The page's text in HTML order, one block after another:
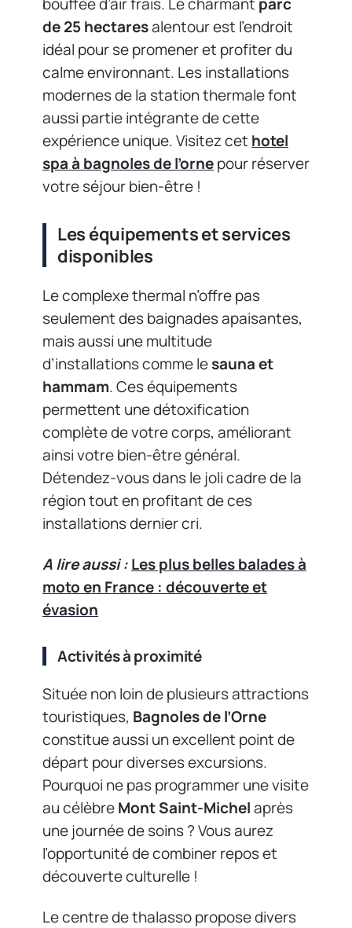
de 25 hectaresalentour est l’endroit
idéal pour se promener et profiter du
calme environnant. Les installations
modernes de la station thermale font
aussi partie intégrante de cette
expérience unique. Visitez cet hotel
spa à bagnoles de l’ornepour réserver
votre séjour bien-être !
Les équipements et services
disponibles
Le complexe thermal n’offre pas
seulement des baignades apaisantes,
mais aussi une multitude
d’installations comme lesauna et
hammam. Ces équipements
permettent une détoxification
complète de votre corps, améliorant
ainsi votre bien-être général.
Détendez-vous dans le joli cadre de la
région tout en profitant de ces
installations dernier cri.
A lire aussi :Les plus belles balades à
moto en France : découverte et
évasion
Activités à proximité
Située non loin de plusieurs attractions
touristiques, Bagnoles de l’Orne
constitue aussi un excellent point de
départ pour diverses excursions.
Pourquoi ne pas programmer une visite
au célèbreMont Saint-Michelaprès
une journée de soins ? Vous aurez
l’opportunité de combiner repos et
découverte culturelle !
Le centre de thalasso propose divers